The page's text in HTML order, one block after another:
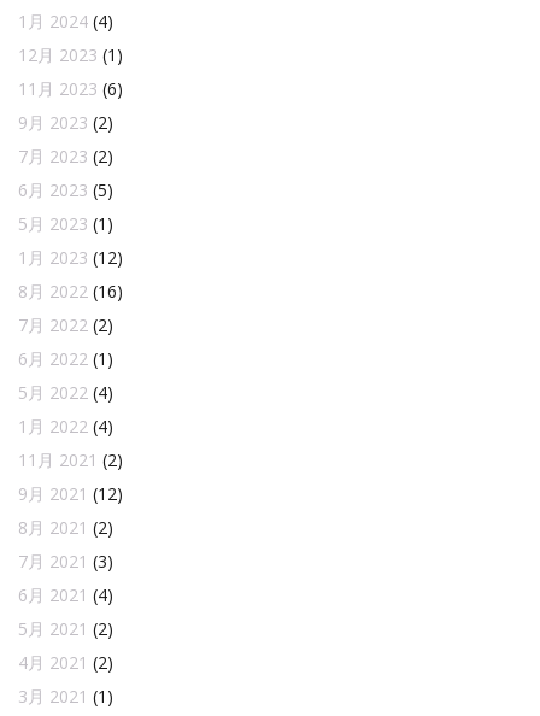
1月 2024 (4)
12月 2023 (1)
11月 2023 (6)
9月 2023 (2)
7月 2023 (2)
6月 2023 (5)
5月 2023 (1)
1月 2023 (12)
8月 2022 (16)
7月 2022 (2)
6月 2022 (1)
5月 2022 (4)
1月 2022 (4)
11月 2021 (2)
9月 2021 (12)
8月 2021 (2)
7月 2021 (3)
6月 2021 (4)
5月 2021 (2)
4月 2021 (2)
3月 2021 (1)